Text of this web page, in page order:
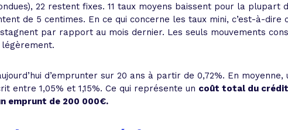
22 restent fixes. 11 taux moyens baissent pour la plupart
de 5 centimes. En ce qui concerne les taux mini, c’est-à-dire
par rapport au mois dernier. Les seuls mouvements
d’emprunter sur 20 ans à partir de 0,72%. En
entre 1,05% et 1,15%. Ce qui représente un coût total du crédit
emprunt de 200 000€.